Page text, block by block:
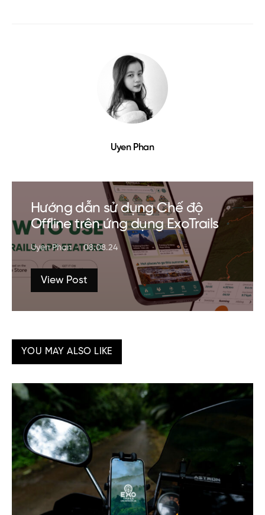
Uyen Phan
Hướng dẫn sử dụng Chế độ
Offline trên ứng dụng ExoTrails
Uyen Phan 08.08.24
View Post
YOU MAY ALSO LIKE